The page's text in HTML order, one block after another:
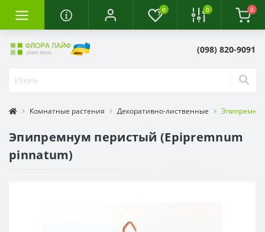
0 0 0
(098) 820-9091
Комнатные растения Декоративно-лиственные
Эпипремнум перистый (Epipremnum
pinnatum)